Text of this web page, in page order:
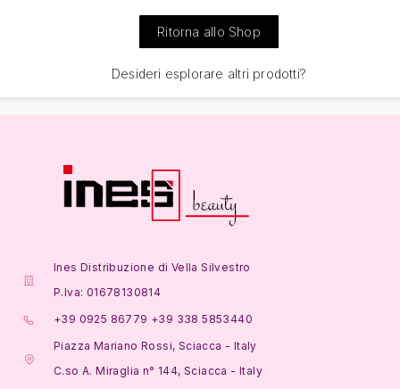
Ritorna allo Shop
Desideri esplorare altri prodotti?
Ines Distribuzione di Vella Silvestro
P.Iva: 01678130814
+39 0925 86779 +39 338 5853440
Piazza Mariano Rossi, Sciacca - Italy
C.so A. Miraglia n° 144, Sciacca - Italy